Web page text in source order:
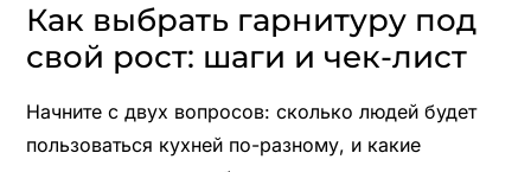
Как выбрать гарнитуру под
свой рост: шаги и чек-лист
Начните с двух вопросов: сколько людей будет
пользоваться кухней по-разному, и какие